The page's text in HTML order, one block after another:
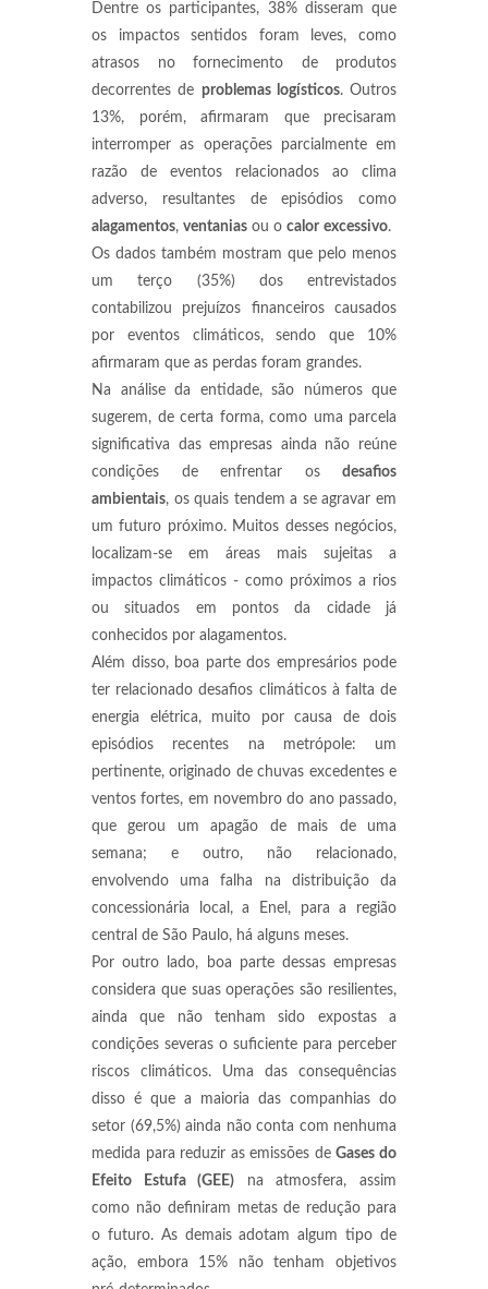
Dentre os participantes, 38% disseram que
os impactos sentidos foram leves, como
atrasos no fornecimento de produtos
decorrentes de problemas logísticos. Outros
13%, porém, afirmaram que precisaram
interromper as operações parcialmente em
razão de eventos relacionados ao clima
adverso, resultantes de episódios como
alagamentos, ventanias ou o calor excessivo.
Os dados também mostram que pelo menos
um terço (35%) dos entrevistados
contabilizou prejuízos financeiros causados
por eventos climáticos, sendo que 10%
afirmaram que as perdas foram grandes.
Na análise da entidade, são números que
sugerem, de certa forma, como uma parcela
significativa das empresas ainda não reúne
condições de enfrentar os desafios
ambientais, os quais tendem a se agravar em
um futuro próximo. Muitos desses negócios,
localizam-se em áreas mais sujeitas a
impactos climáticos - como próximos a rios
ou situados em pontos da cidade já
conhecidos por alagamentos.
Além disso, boa parte dos empresários pode
ter relacionado desafios climáticos à falta de
energia elétrica, muito por causa de dois
episódios recentes na metrópole: um
pertinente, originado de chuvas excedentes e
ventos fortes, em novembro do ano passado,
que gerou um apagão de mais de uma
semana; e outro, não relacionado,
envolvendo uma falha na distribuição da
concessionária local, a Enel, para a região
central de São Paulo, há alguns meses.
Por outro lado, boa parte dessas empresas
considera que suas operações são resilientes,
ainda que não tenham sido expostas a
condições severas o suficiente para perceber
riscos climáticos. Uma das consequências
disso é que a maioria das companhias do
setor (69,5%) ainda não conta com nenhuma
medida para reduzir as emissões deGases do
Efeito Estufa (GEE) na atmosfera, assim
como não definiram metas de redução para
o futuro. As demais adotam algum tipo de
ação, embora 15% não tenham objetivos